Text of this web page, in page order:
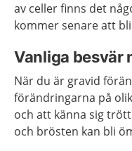
av celler finns det
kommer senare att
Vanliga besvär
När du är gravid
förändringarna på
och att känna sig
och brösten kan bli